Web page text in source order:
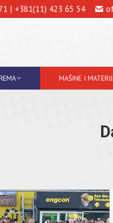
| +381(11) 423 65 54
MAŠINE I